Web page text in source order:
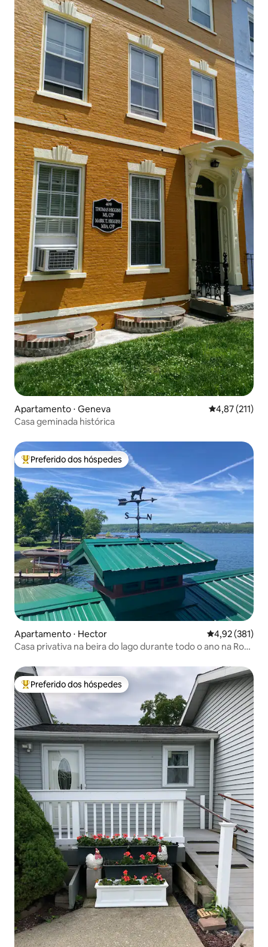
Apartamento ⋅ Geneva 4,87 de uma
4,87 (211)
Casa geminada histórica
Entre os melhores preferidos dos hóspedes
Preferido dos hóspedes
Apartamento ⋅ Hector 4,92 de uma
4,92 (381)
Casa privativa na beira do lago durante todo o ano na Rota
Entre os melhores preferidos dos hóspedes
Preferido dos hóspedes